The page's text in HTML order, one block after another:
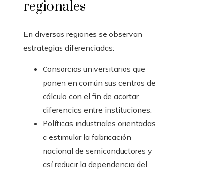
regionales
En diversas regiones se observan
estrategias diferenciadas:
Consorcios universitarios que
ponen en común sus centros de
cálculo con el fin de acortar
diferencias entre instituciones.
Políticas industriales orientadas
a estimular la fabricación
nacional de semiconductores y
así reducir la dependencia del